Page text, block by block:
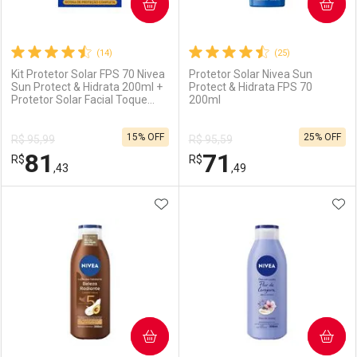
(14)
Kit Protetor Solar FPS 70 Nivea
Sun Protect & Hidrata 200ml +
Protetor Solar Facial Toque
R$ 95,99
R$81 ,43
15% OFF
COMPRAR
Laboratório
Por Menos
(25)
Protetor Solar Nivea Sun
Protect & Hidrata FPS 70
200ml
R$ 95,59
R$71 ,49
25% OFF
COMPRAR
Laboratório
Por Menos
ADICIONAR AOS FAVORITOS
COMPRAR COMPRAR